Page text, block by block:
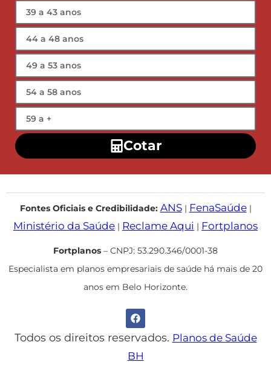
Cotar
Fontes Oficiais e Credibilidade: ANS| FenaSaúde|
Ministério da Saúde | Reclame Aqui | Fortplanos
Fortplanos – CNPJ: 53.290.346/0001-38
Especialista em planos empresariais de saúde há mais de 20
anos em Belo Horizonte.
Todos os direitos reservados. Planos de Saúde
BH